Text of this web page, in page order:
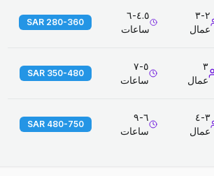
٢-٣
عمال
٤.٥-٦
ساعات
280-360 SAR
٣
عمال
٥-٧
ساعات
350-480 SAR
٣-٤
عمال
٦-٩
ساعات
480-750 SAR